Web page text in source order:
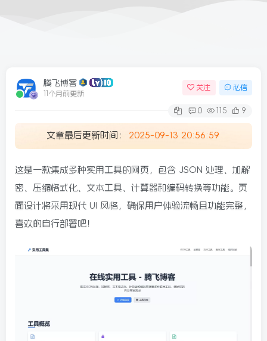
腾飞博客
11个月前更新
关注 私信
0 115 9
文章最后更新时间： 2025-09-13 20:56:59
这是一款集成多种实用工具的网页，包含 JSON 处理、加解
密、压缩格式化、文本工具、计算器和编码转换等功能。页
面设计将采用现代 UI 风格，确保用户体验流畅且功能完整，
喜欢的自行部署吧！